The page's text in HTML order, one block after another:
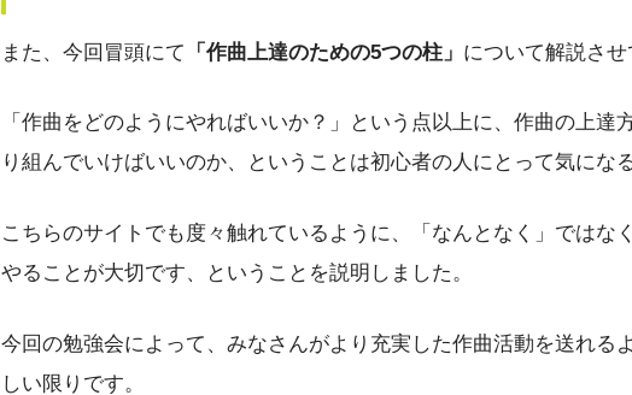
また、今回冒頭にて 「作曲上達のための5つの柱」 について解説させ
「作曲をどのようにやればいいか？」という点以上に、作曲の上達
り組んでいけばいいのか、ということは初心者の人にとって気にな
こちらのサイトでも度々触れているように、「なんとなく」ではな
やることが大切です、ということを説明しました。
今回の勉強会によって、みなさんがより充実した作曲活動を送れる
しい限りです。